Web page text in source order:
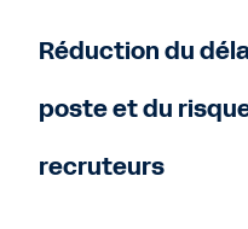
Réduction du
poste et du
recruteurs